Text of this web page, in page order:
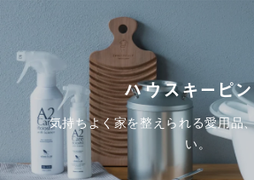
動
ハウスキーピ
気持ちよく家を整えられる愛用品
い。